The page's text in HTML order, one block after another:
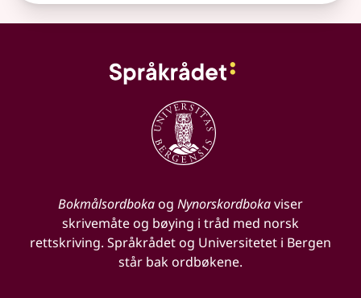
Bokmålsordbokaog Nynorskordbokaviser
skrivemåte og bøying i tråd med norsk
rettskriving. Språkrådet og Universitetet i Bergen
står bak ordbøkene.